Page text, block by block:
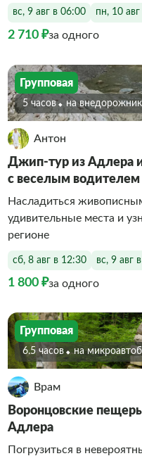
вс, 9 авг в 06:00 пн, 10
2 710 ₽за одного
Групповая
5 часов На
Антон
Джип-тур из Адлера
с веселым водителем
Насладиться
удивительные места и
регионе
сб, 8 авг в 12:30 вс, 9 авг
1 800 ₽за одного
Групповая
6.5 часов На
Врам
Воронцовские
Адлера
Погрузиться в